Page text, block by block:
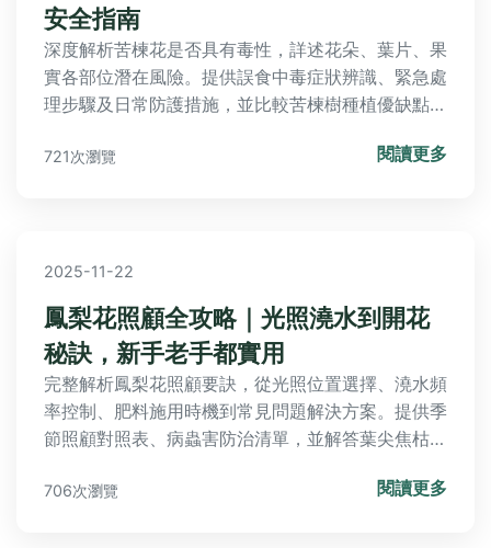
安全指南
深度解析苦楝花是否具有毒性，詳述花朵、葉片、果
實各部位潛在風險。提供誤食中毒症狀辨識、緊急處
理步驟及日常防護措施，並比較苦楝樹種植優缺點與
香。
721次瀏覽 閱讀更多
2025-11-22
鳳梨花照顧全攻略｜光照澆水到開花
秘訣，新手老手都實用
完整解析鳳梨花照顧要訣，從光照位置選擇、澆水頻
率控制、肥料施用時機到常見問題解決方案。提供季
節照顧對照表、病蟲害防治清單，並解答葉尖焦枯、
花。
706次瀏覽 閱讀更多